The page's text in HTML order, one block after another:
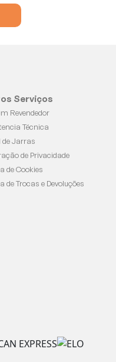
Serviços
Revendedor
Técnica
de Jarras
de Privacidade
de Cookies
de Trocas e Devoluções